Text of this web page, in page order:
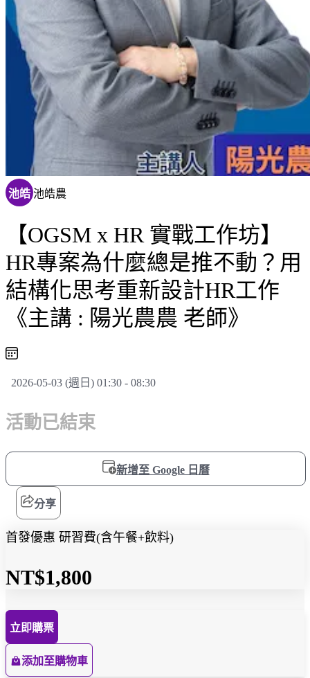
池皓 池皓農
【OGSM x HR 實戰工作坊】
HR專案為什麼總是推不動？用
結構化思考重新設計HR工作
《主講 : 陽光農農 老師》
2026-05-03 (週日) 01:30 - 08:30
活動已結束
新增至 Google 日曆
分享
首發優惠 研習費(含午餐+飲料)
NT$1,800
立即購票
添加至購物車